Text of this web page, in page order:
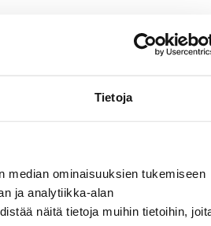
Tietoja
median ominaisuuksien tukemiseen
ja analytiikka-alan
näitä tietoja muihin tietoihin,
Helsinki
tulevan
Saksan
Lionsia
Kouvoja
vuotiaan